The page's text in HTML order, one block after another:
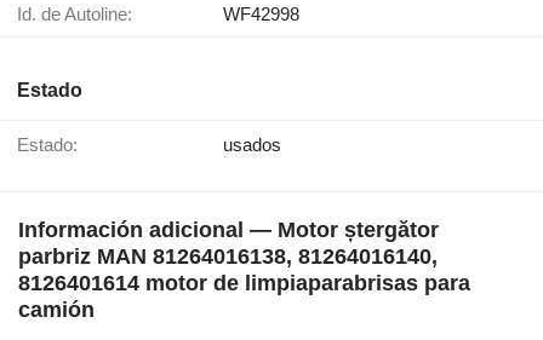
Id. de Autoline: WF42998
Estado
Estado: usados
Información adicional — Motor ștergător
parbriz MAN 81264016138, 81264016140,
8126401614 motor de limpiaparabrisas para
camión